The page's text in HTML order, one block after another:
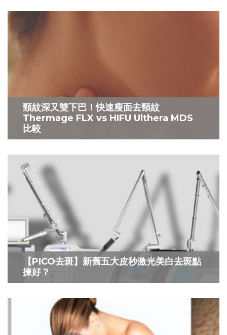
頸紋深又雙下巴！快速瘦面去頸紋
Thermage FLX vs HIFU Ulthera MDS
比較
【PICO去斑】新舊五大皮秒激光美白去斑點
揀好？